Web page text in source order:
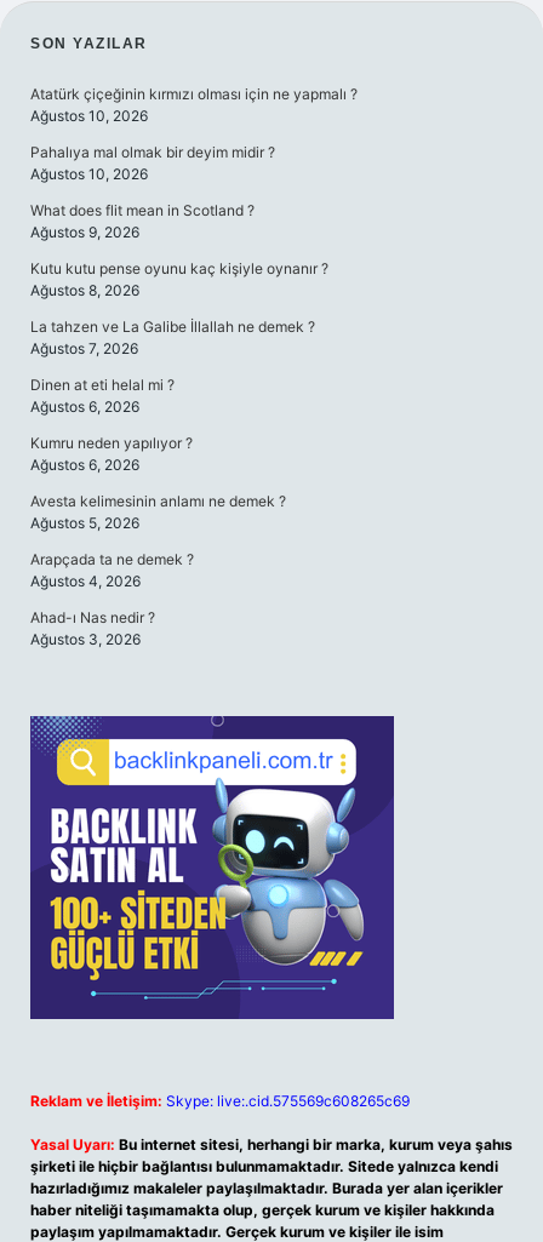
SIDEBAR
SON YAZILAR
Atatürk çiçeğinin kırmızı olması için ne yapmalı ?
Ağustos 10, 2026
Pahalıya mal olmak bir deyim midir ?
Ağustos 10, 2026
What does flit mean in Scotland ?
Ağustos 9, 2026
Kutu kutu pense oyunu kaç kişiyle oynanır ?
Ağustos 8, 2026
La tahzen ve La Galibe İllallah ne demek ?
Ağustos 7, 2026
Dinen at eti helal mi ?
Ağustos 6, 2026
Kumru neden yapılıyor ?
Ağustos 6, 2026
Avesta kelimesinin anlamı ne demek ?
Ağustos 5, 2026
Arapçada ta ne demek ?
Ağustos 4, 2026
Ahad-ı Nas nedir ?
Ağustos 3, 2026
Reklam ve İletişim: Skype: live:.cid.575569c608265c69
Yasal Uyarı: Bu internet sitesi, herhangi bir marka, kurum veya şahıs
şirketi ile hiçbir bağlantısı bulunmamaktadır. Sitede yalnızca kendi
hazırladığımız makaleler paylaşılmaktadır. Burada yer alan içerikler
haber niteliği taşımamakta olup, gerçek kurum ve kişiler hakkında
paylaşım yapılmamaktadır. Gerçek kurum ve kişiler ile isim